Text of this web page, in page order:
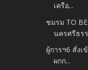
เครือ...
ชมรม TO
นครศรีธร
ผู้การฯ6 สั่ง
ผกก...